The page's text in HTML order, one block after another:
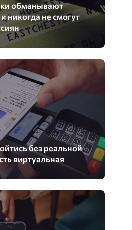
обманывают
никогда не смогут
без реальной
виртуальная